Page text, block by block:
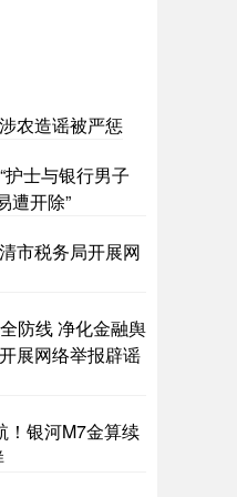
农造谣被严惩
士与银行男子
遭开除”
市税务局开展网
防线 净化金融舆
展网络举报辟谣
！银河M7金算续